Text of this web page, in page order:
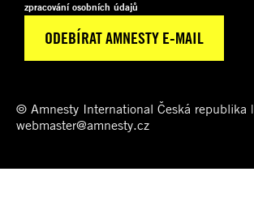
zpracování osobních údajů
© Amnesty International Česká republika |
webmaster@amnesty.cz